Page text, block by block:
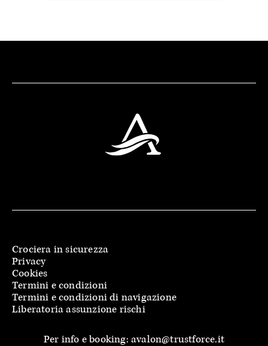
Crociera in sicurezza
Privacy
Cookies
Termini e condizioni
Termini e condizioni di navigazione
Liberatoria assunzione rischi
Per info e booking: avalon@trustforce.it